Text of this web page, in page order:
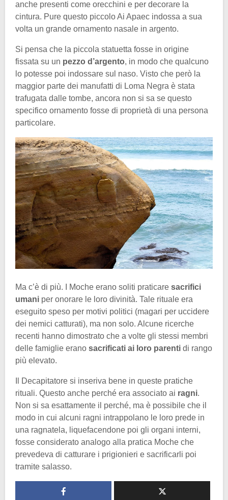
anche presenti come orecchini e per decorare la
cintura. Pure questo piccolo Ai Apaec indossa a sua
volta un grande ornamento nasale in argento.
Si pensa che la piccola statuetta fosse in origine
fissata su un pezzo d’argento, in modo che qualcuno
lo potesse poi indossare sul naso. Visto che però la
maggior parte dei manufatti di Loma Negra è stata
trafugata dalle tombe, ancora non si sa se questo
specifico ornamento fosse di proprietà di una persona
particolare.
Ma c’è di più. I Moche erano soliti praticare sacrifici
umani per onorare le loro divinità. Tale rituale era
eseguito speso per motivi politici (magari per uccidere
dei nemici catturati), ma non solo. Alcune ricerche
recenti hanno dimostrato che a volte gli stessi membri
delle famiglie erano sacrificati ai loro parenti di rango
più elevato.
Il Decapitatore si inseriva bene in queste pratiche
rituali. Questo anche perché era associato ai ragni.
Non si sa esattamente il perché, ma è possibile che il
modo in cui alcuni ragni intrappolano le loro prede in
una ragnatela, liquefacendone poi gli organi interni,
fosse considerato analogo alla pratica Moche che
prevedeva di catturare i prigionieri e sacrificarli poi
tramite salasso.